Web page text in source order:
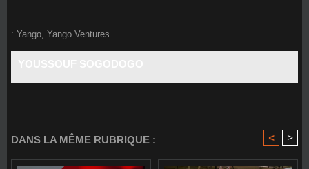
: Yango Yango Ventures
DANS LA MÊME RUBRIQUE : < >